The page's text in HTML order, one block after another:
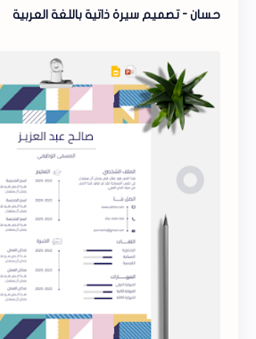
حسان - تصميم سيرة ذاتية باللغة العربية